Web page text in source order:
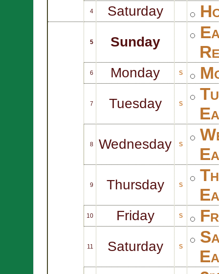
4 Saturday
5 Sunday
6 Monday S
7 Tuesday S
8 Wednesday S
9 Thursday S
10 Friday S
11 Saturday S